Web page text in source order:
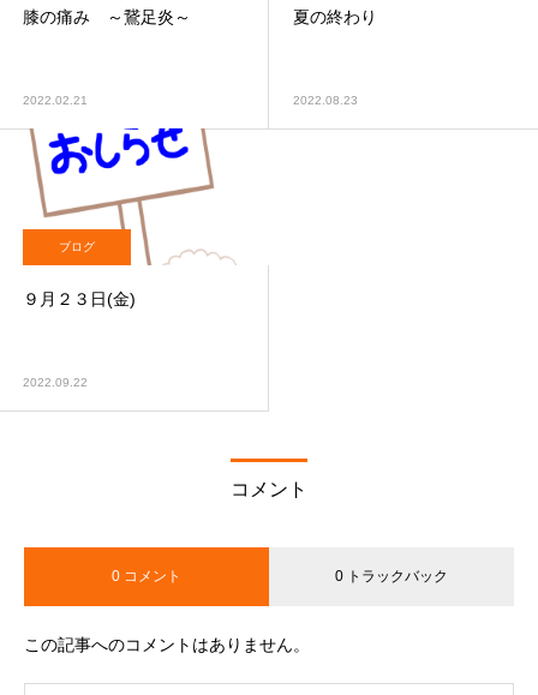
膝の痛み ～鵞足炎～
2022.02.21
夏の終わり
2022.08.23
ブログ
９月２３日(金)
2022.09.22
コメント
0 コメント 0 トラックバック
この記事へのコメントはありません。